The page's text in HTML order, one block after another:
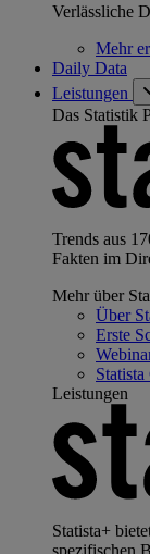
Verlässliche
Mehr
Daily Data
Leistungen
Das Statistik
Trends aus
Fakten im
Mehr über
Über
Erste
Statista
Leistungen
Statista+
spezifischen